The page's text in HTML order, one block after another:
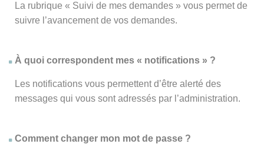
La rubrique « Suivi de mes demandes » vous permet de
suivre l’avancement de vos demandes.
À quoi correspondent mes « notifications » ?
Les notifications vous permettent d’être alerté des
messages qui vous sont adressés par l’administration.
Comment changer mon mot de passe ?